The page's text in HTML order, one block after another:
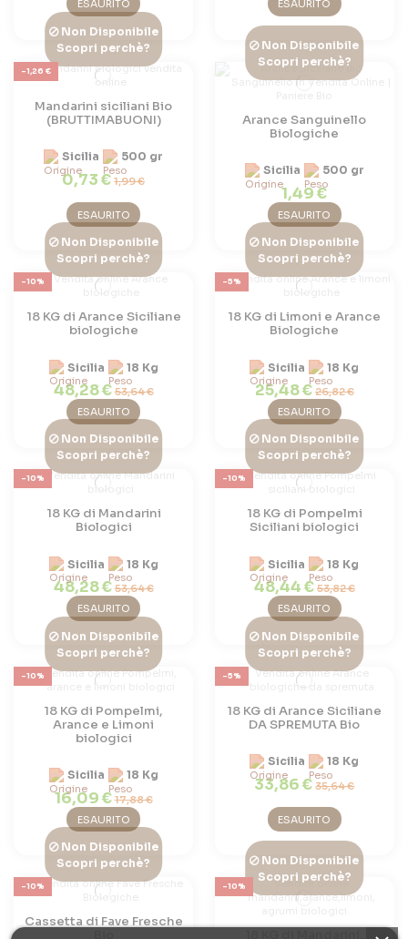
ESAURITO ESAURITO
-1,26 €
Non Disponibile
Scopri perchè?
Mandarini siciliani Bio
(BRUTTIMABUONI)
Sicilia 500 gr
0,73 €1,99 €
ESAURITO
Non Disponibile
Scopri perchè?
Arance Sanguinello
Biologiche
Sicilia 500 gr
1,49 €
ESAURITO
-10%
Non Disponibile
Scopri perchè?
18 KG di Arance Siciliane
biologiche
Sicilia 18 Kg
48,28 €53,64 €
ESAURITO
-5%
Non Disponibile
Scopri perchè?
18 KG di Limoni e Arance
Biologiche
Sicilia 18 Kg
25,48 € 26,82 €
ESAURITO
-10%
Non Disponibile
Scopri perchè?
18 KG di Mandarini
Biologici
Sicilia 18 Kg
48,28 €53,64 €
ESAURITO
-10%
Non Disponibile
Scopri perchè?
18 KG di Pompelmi
Siciliani biologici
Sicilia 18 Kg
48,44 €53,82 €
ESAURITO
-10%
Non Disponibile
Scopri perchè?
18 KG di Pompelmi,
Arance e Limoni
biologici
Sicilia 18 Kg
16,09 €17,88 €
ESAURITO
-5%
Non Disponibile
Scopri perchè?
18 KG di Arance Siciliane
DA SPREMUTA Bio
Sicilia 18 Kg
33,86 €35,64 €
ESAURITO
-10%
Non Disponibile
Scopri perchè?
Cassetta di Fave Fresche
-10%
Non Disponibile
Scopri perchè?